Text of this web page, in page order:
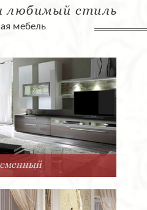
любимый стиль
мебель
Деко